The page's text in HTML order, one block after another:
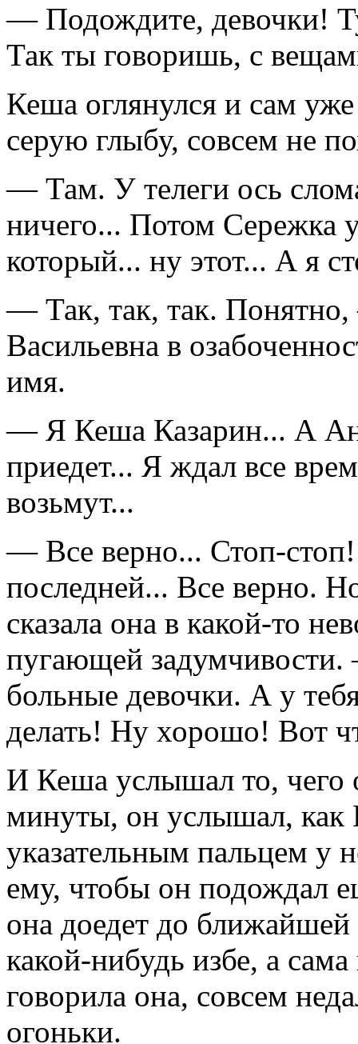
— Подождите, девочки!
Так ты говоришь, с
Кеша оглянулся и сам
серую глыбу, совсем не
— Там. У телеги ось
ничего... Потом Сережка
который... ну этот... А я
— Так, так, так.
Васильевна в
имя.
— Я Кеша Казарин... А
приедет... Я ждал все
возьмут...
— Все верно... Стоп-стоп!
последней... Все верно.
сказала она в какой-то
пугающей
больные девочки. А у
делать! Ну хорошо! Вот
И Кеша услышал то, чего
минуты, он услышал, как
указательным пальцем у
ему, чтобы он подождал
она доедет до ближайшей
какой-нибудь избе, а
говорила она, совсем
огоньки.